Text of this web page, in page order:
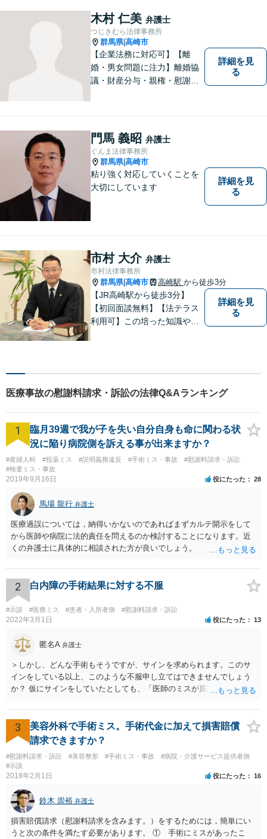
木村 仁美 弁護士
つじきむら法律事務所
群馬県|高崎市
【企業法務に対応可】【離
婚・男女問題に注力】離婚協
議・財産分与・親権・慰謝料
お気持ちに寄り添い、納得の
いく解決を目指します。まず
はお気軽にご相談を！【駐車
場完備】
詳細を見
る
門馬 義昭 弁護士
ぐんま法律事務所
群馬県|高崎市
粘り強く対応していくことを
大切にしています
詳細を見
る
市村 大介 弁護士
市村法律事務所
群馬県|高崎市 高崎駅 から徒歩3分
【JR高崎駅から徒歩3分】
【初回面談無料】【法テラス
利用可】この培った知識や経
す。お気軽にご相談くださ
い。
詳細を見
る
医療事故の慰謝料請求・訴訟の法律Q&Aランキング
1
臨月39週で我が子を失い自分自身も命に関わる状
況に陥り病院側を訴える事が出来ますか？
#産婦人科 #投薬ミス #説明義務違反 #手術ミス・事故
#慰謝料請求・訴訟
#検査ミス・事故
2019年9月16日 役にたった 28
馬場 龍行 弁護士
医療過誤については，納得いかないのであればまずカルテ開示をして
から医師や病院に法的責任を問えるのか検討することになります。近
くの弁護士に具体的に相談された方が良いでしょう。
2 白内障の手術結果に対する不服
#示談 #医療ミス #患者・入所者側 #慰謝料請求・訴訟
2022年3月1日 役にたった 13
匿名A 弁護士
＞しかし、どんな手術もそうですが、サインを求められます。このサ
インをしている以上、このような不服申し立てはできませんでしょう
か？ 仮にサインをしていたとしても、「医師のミスが原因で老眼がひ
眼が悪化することがあるにもかかわらず、全く説明されなかったよう
な場合」には、請求することは可能です。
3
美容外科で手術ミス。手術代金に加えて損害賠償
請求できますか？
#慰謝料請求・訴訟 #美容整形 #手術ミス・事故
#病院・介護サービス提供者側
#示談
2018年2月1日 役にたった 16
鈴木 崇裕 弁護士
損害賠償請求（慰謝料請求を含みます。）をするためには，簡単にい
うと次の条件を満たす必要があります。 ① 手術にミスがあったこ